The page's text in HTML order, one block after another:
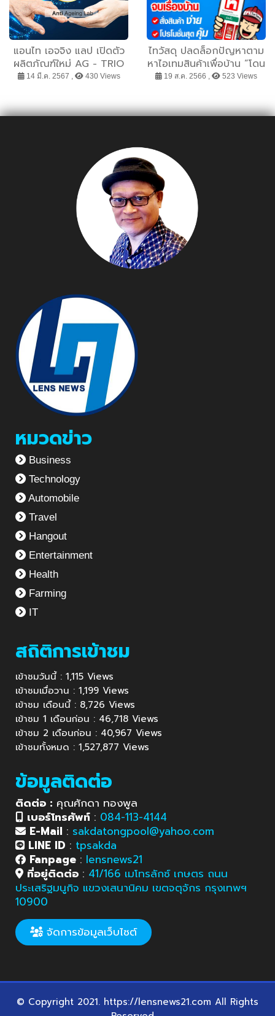
แอนไท เอจจิง แลป เปิดตัว
ผลิตภัณฑ์ใหม่ AG - TRIO
PACK เน้นปรับพฤติกรรม
Life Style Medicine
14 มี.ค. 2567 , 430 Views
ไทวัสดุ ปลดล็อกปัญหาตาม
หาไอเทมสินค้าเพื่อบ้าน “โดน
ใจทุกเจน รู้จริงทุกโจทย์” ขั้น
19 ส.ค. 2566 , 523 Views
หมวดข่าว
Business
Technology
Automobile
Travel
Hangout
Entertainment
Health
Farming
IT
สถิติการเข้าชม
เข้าชมวันนี้ : 1,115 Views
เข้าชมเมื่อวาน : 1,199 Views
เข้าชม เดือนนี้ : 8,726 Views
เข้าชม 1 เดือนก่อน : 46,718 Views
เข้าชม 2 เดือนก่อน : 40,967 Views
เข้าชมทั้งหมด : 1,527,877 Views
ข้อมูลติดต่อ
ติดต่อ : คุณศักดา ทองพูล
เบอร์โทรศัพท์ : 084-113-4144
E-Mail : sakdatongpool@yahoo.com
LINE ID : tpsakda
Fanpage : lensnews21
ที่อยู่ติดต่อ : 41/166 เมโทรลักซ์ เกษตร ถนน
ประเสริฐมนูกิจ แขวงเสนานิคม เขตจตุจักร กรุงเทพฯ
10900
จัดการข้อมูลเว็บไซต์
© Copyright 2021. https://lensnews21.com All Rights